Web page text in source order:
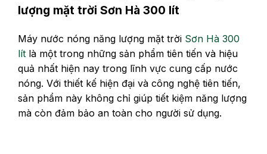
lượng mặt trời Sơn Hà 300 lít
Máy nước nóng năng lượng mặt trời Sơn Hà 300
lít là một trong những sản phẩm tiên tiến và hiệu
quả nhất hiện nay trong lĩnh vực cung cấp nước
nóng. Với thiết kế hiện đại và công nghệ tiên tiến,
sản phẩm này không chỉ giúp tiết kiệm năng lượng
mà còn đảm bảo an toàn cho người sử dụng.